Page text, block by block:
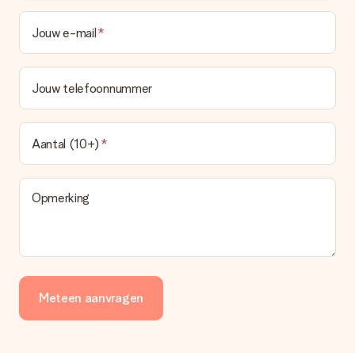
Jouw e-mail
Jouw telefoonnummer
Aantal (10+)
Opmerking
Meteen aanvragen